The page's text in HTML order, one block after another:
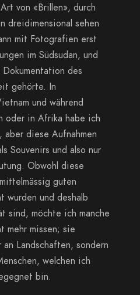
von «Brillen», durch
dreidimensional sehen
mit Fotografien erst
im Südsudan, und
des
gehörte. In
und während
oder in Afrika habe ich
diese Aufnahmen
Souvenirs und also nur
Obwohl diese
guten
wurden und deshalb
sind, möchte ich manche
mehr missen; sie
Landschaften, sondern
welchen ich
bin.